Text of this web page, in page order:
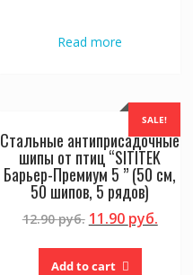
Read more
SALE!
Стальные антиприсадочные
шипы от птиц “SITITEK
Барьер-Премиум 5 ” (50 см,
50 шипов, 5 рядов)
12.90руб. 11.90 руб.
Add to cart